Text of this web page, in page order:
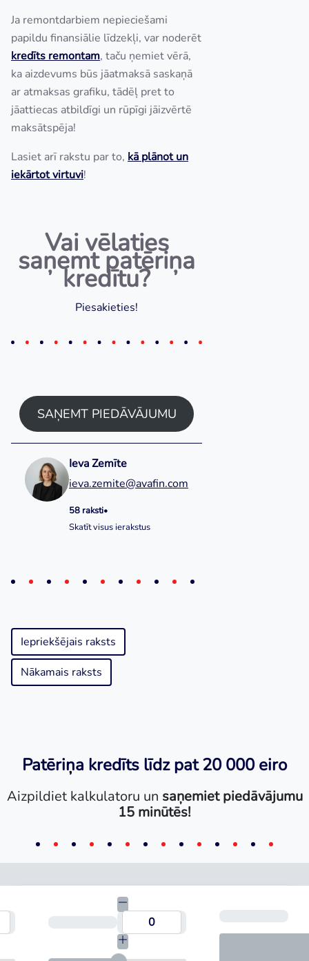
Ja remontdarbiem nepieciešami
papildu finansiālie līdzekļi, var noderēt
kredīts remontam, taču ņemiet vērā,
ka aizdevums būs jāatmaksā saskaņā
ar atmaksas grafiku, tādēļ pret to
jāattiecas atbildīgi un rūpīgi jāizvērtē
maksātspēja!
Lasiet arī rakstu par to, kā plānot un
iekārtot virtuvi!
Vai vēlaties
saņemt patēriņa
kredītu?
Piesakieties!
SAŅEMT PIEDĀVĀJUMU
Ieva Zemīte
ieva.zemite@avafin.com
58 raksti•
Skatīt visus ierakstus
Iepriekšējais raksts
Nākamais raksts
Patēriņa kredīts līdz pat 20 000 eiro
Aizpildiet kalkulatoru un saņemiet piedāvājumu
15 minūtēs!
Termiņš